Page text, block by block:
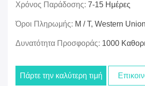
Χρόνος Παράδοσης: 7-15 Ημέρες
Όροι Πληρωμής: Μ / Τ, Western
Δυνατότητα Προσφοράς: 1000
Πάρτε την καλύτερη τιμή